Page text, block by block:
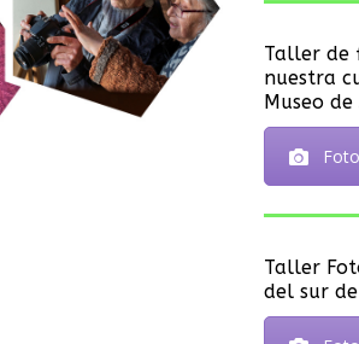
Taller de
nuestra
Museo
Taller
del sur